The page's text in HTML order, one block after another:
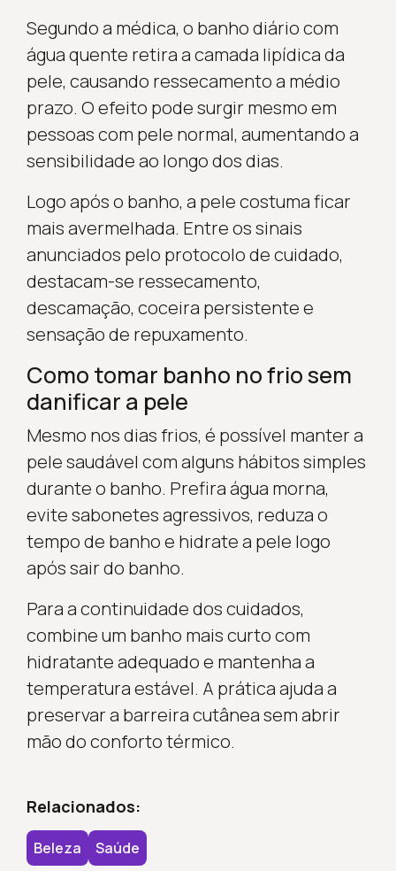
Segundo a médica, o banho diário com
água quente retira a camada lipídica da
pele, causando ressecamento a médio
prazo. O efeito pode surgir mesmo em
pessoas com pele normal, aumentando a
sensibilidade ao longo dos dias.
Logo após o banho, a pele costuma ficar
mais avermelhada. Entre os sinais
anunciados pelo protocolo de cuidado,
destacam-se ressecamento,
descamação, coceira persistente e
sensação de repuxamento.
Como tomar banho no frio sem
danificar a pele
Mesmo nos dias frios, é possível manter a
pele saudável com alguns hábitos simples
durante o banho. Prefira água morna,
evite sabonetes agressivos, reduza o
tempo de banho e hidrate a pele logo
após sair do banho.
Para a continuidade dos cuidados,
combine um banho mais curto com
hidratante adequado e mantenha a
temperatura estável. A prática ajuda a
preservar a barreira cutânea sem abrir
mão do conforto térmico.
Relacionados:
Beleza Saúde